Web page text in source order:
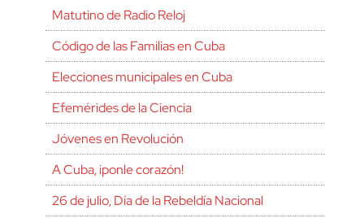
Matutino de Radio Reloj
Código de las Familias en Cuba
Elecciones municipales en Cuba
Efemérides de la Ciencia
Jóvenes en Revolución
A Cuba, ¡ponle corazón!
26 de julio, Día de la Rebeldía Nacional